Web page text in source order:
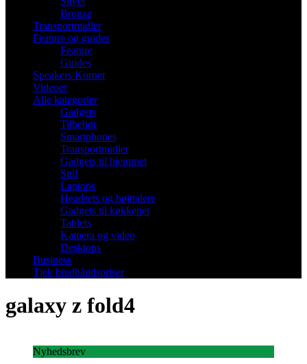
Bronze
Transportmidler
Feature og guides
Feature
Guides
Speakers Korner
Videoer
Alle kategorier
Gadgets
Tilbehør
Smartphones
Transportmidler
Gadgets til hjemmet
Spil
Laptops
Headsets og højttalere
Gadgets til køkkenet
Tablets
Kamera og video
Desktops
Business
Tjek bredbåndspriser
galaxy z fold4
Nyhedsbrev